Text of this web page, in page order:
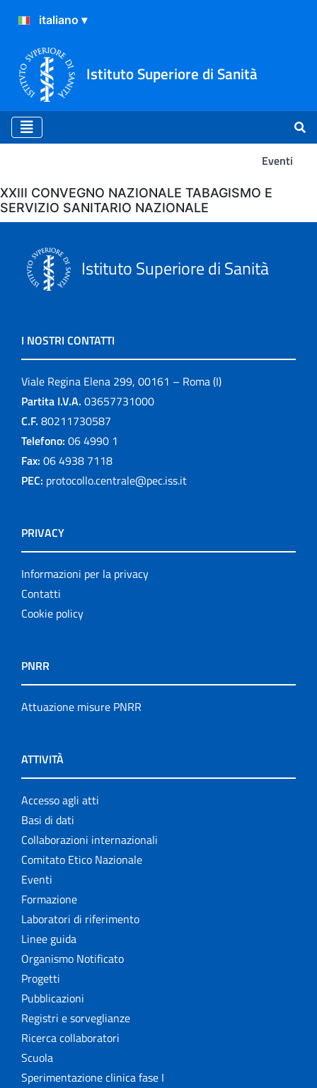
Istituto Superiore di Sanità
Eventi
Eventi
XXIII CONVEGNO NAZIONALE TABAGISMO E
SERVIZIO SANITARIO NAZIONALE
Istituto Superiore di Sanità
I NOSTRI CONTATTI
Viale Regina Elena 299, 00161 – Roma (I)
Partita I.V.A. 03657731000
C.F. 80211730587
Telefono: 06 4990 1
Fax: 06 4938 7118
PEC: protocollo.centrale@pec.iss.it
PRIVACY
Informazioni per la privacy
Contatti
Cookie policy
PNRR
Attuazione misure PNRR
ATTIVITÀ
Accesso agli atti
Basi di dati
Collaborazioni internazionali
Comitato Etico Nazionale
Eventi
Formazione
Laboratori di riferimento
Linee guida
Organismo Notificato
Progetti
Pubblicazioni
Registri e sorveglianze
Ricerca collaboratori
Scuola
Sperimentazione clinica fase I